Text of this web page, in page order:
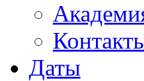
Даты